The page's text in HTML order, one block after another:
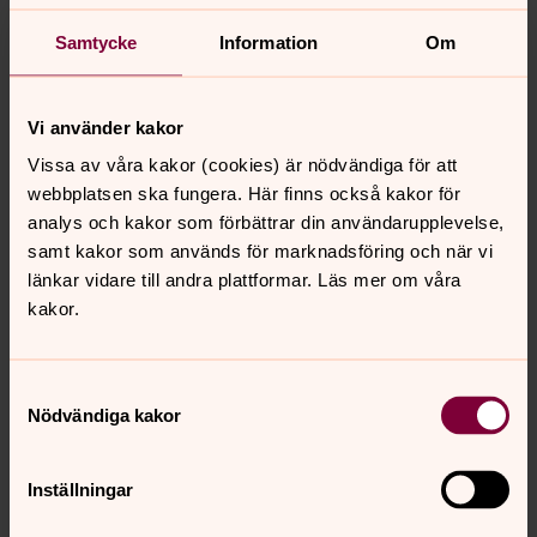
Samtycke Information Om
Vi använder kakor
Vissa av våra kakor (cookies) är nödvändiga för att
webbplatsen ska fungera. Här finns också kakor för
analys och kakor som förbättrar din användarupplevelse,
samt kakor som används för marknadsföring och när vi
länkar vidare till andra plattformar. Läs mer om våra
kakor.
Nödvändiga kakor
Inställningar
Våra kommande retreater, pilgrimsvandringar,
samtalsgrupper, föredrag, stilla dagar och annan
Konfirmation i Botkyrka församling
Har du frågor om livet, om tro eller om dig själv? Ta
chansen att konfirmeras, så kan du samtidigt få svar på
livets funderingar.
Vi erbjuder enskilda samtal med diakon, samtalsgrupper
för dig som sörjer en anhörig, terapiverksamhet och
hjälp för dig som lever i någon form av utsatthet.
Suomenkielinen - verksamhet på